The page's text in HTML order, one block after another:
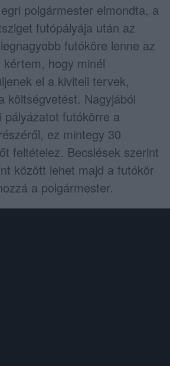
polgármester elmondta, a
futópályája után az
futóköre lenne az
hogy minél
el a kiviteli tervek,
költségvetést. Nagyjából
pályázatot futókörre a
ez mintegy 30
feltételez. Becslések szerint
között lehet majd a futókör
a polgármester.